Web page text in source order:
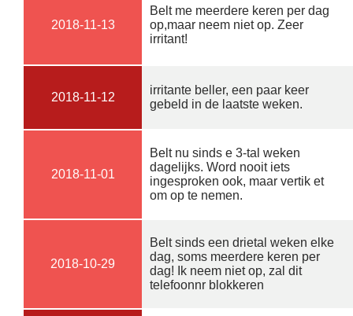
2018-11-13
Belt me meerdere keren per dag
op,maar neem niet op. Zeer
irritant!
2018-11-12
irritante beller, een paar keer
gebeld in de laatste weken.
2018-11-01
Belt nu sinds e 3-tal weken
dagelijks. Word nooit iets
ingesproken ook, maar vertik et
om op te nemen.
2018-10-29
Belt sinds een drietal weken elke
dag, soms meerdere keren per
dag! Ik neem niet op, zal dit
telefoonnr blokkeren